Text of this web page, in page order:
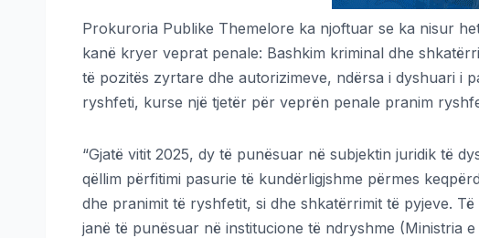
Prokuroria Publike Themelore ka njoftuar se ka nisur
kanë kryer veprat penale: Bashkim kriminal dhe
të pozitës zyrtare dhe autorizimeve, ndërsa i dyshuari i
ryshfeti, kurse një tjetër për veprën penale pranim
“Gjatë vitit 2025, dy të punësuar në subjektin juridik të
qëllim përfitimi pasurie të kundërligjshme përmes
dhe pranimit të ryshfetit, si dhe shkatërrimit të pyjeve.
janë të punësuar në institucione të ndryshme (Ministria